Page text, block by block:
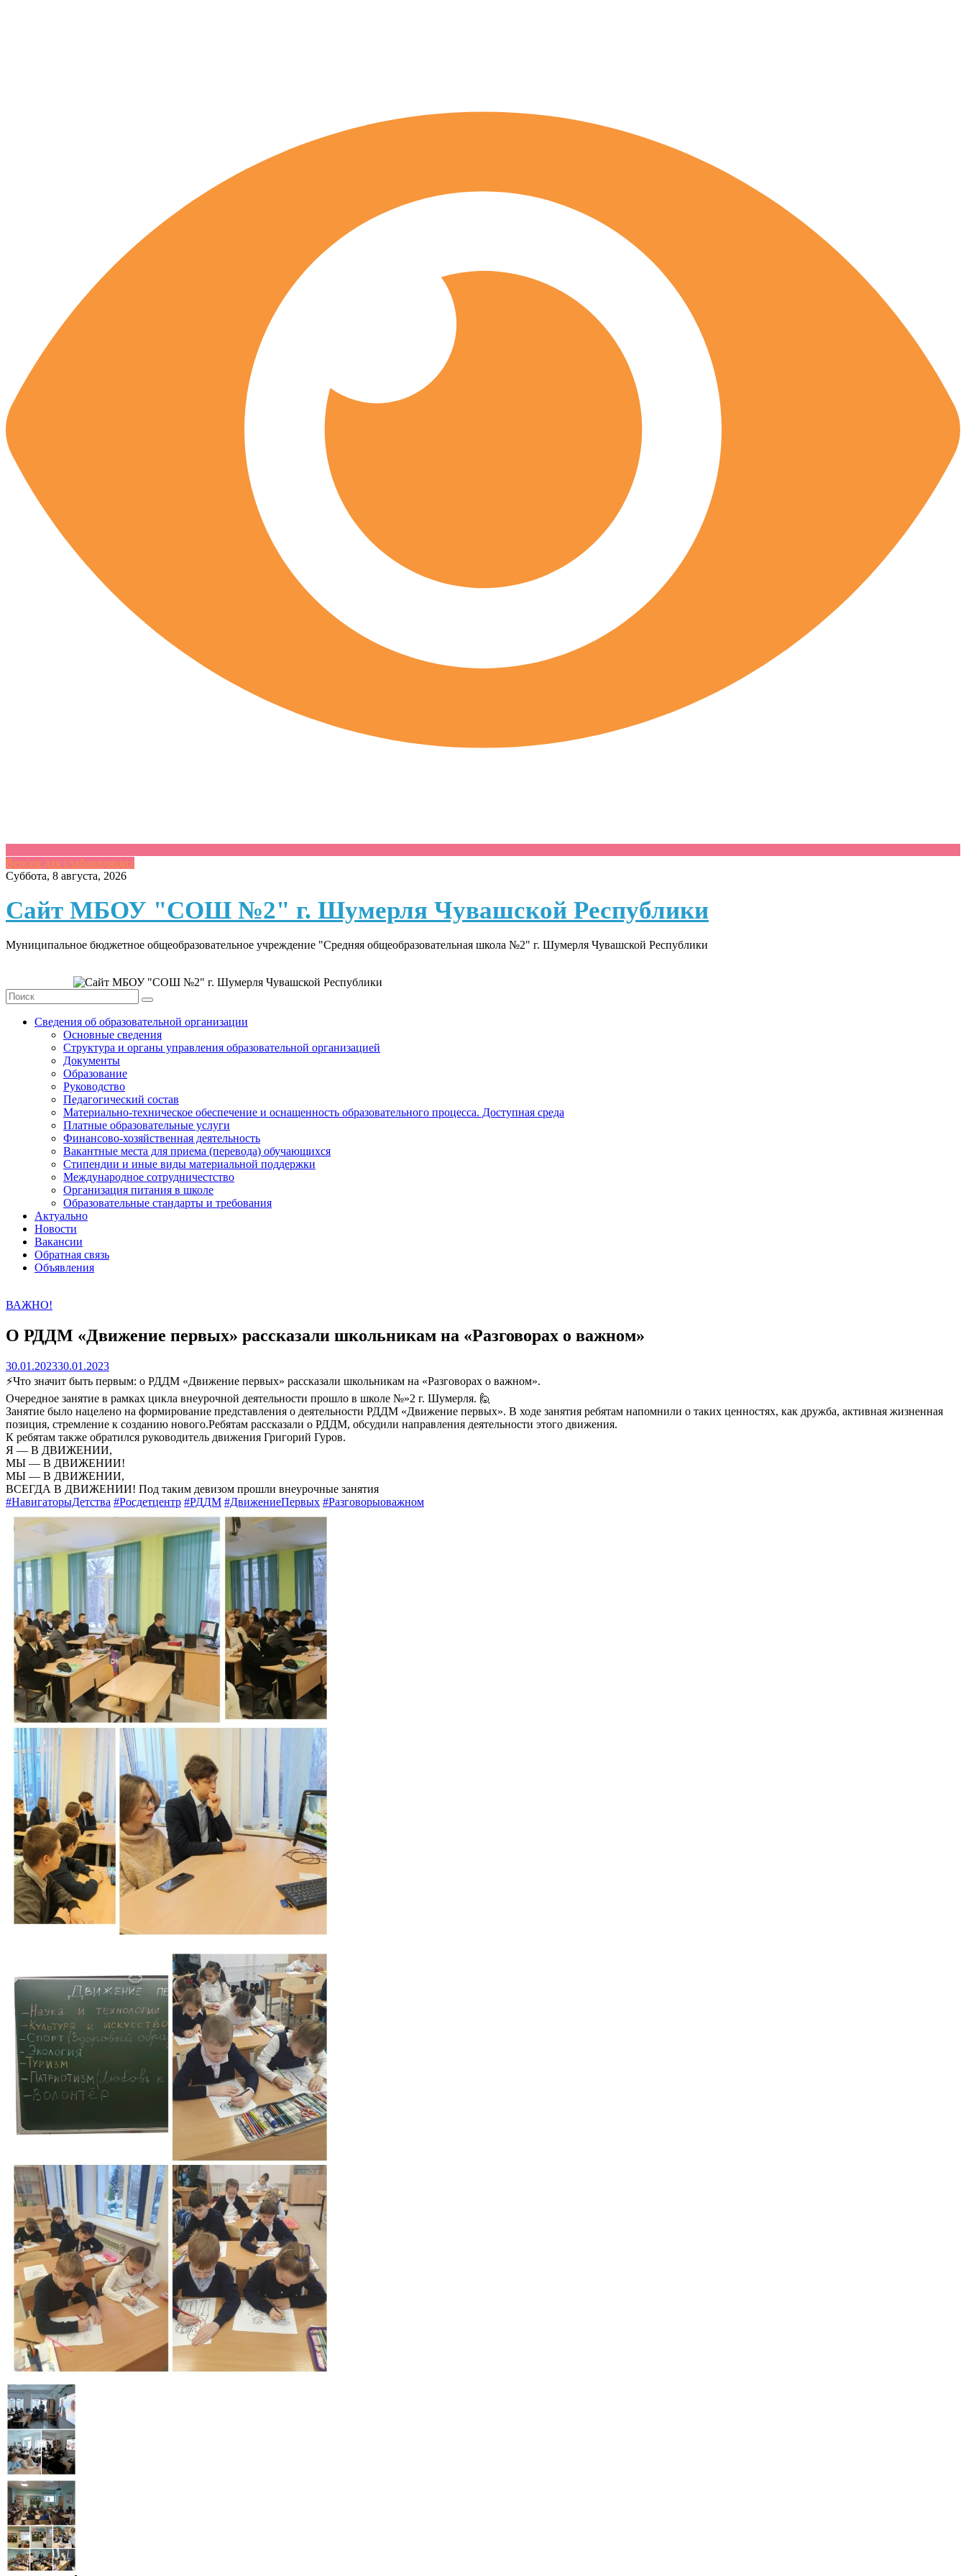
Версия для слабовидящих
Skip
content
Суббота, 8 августа, 2026
Сайт МБОУ "СОШ №2" г. Шумерля Чувашской Республики
Муниципальное бюджетное общеобразовательное учреждение "Средняя общеобразовательная школа №2" г. Шумерля Чувашской Республики
Сведения об образовательной организации
Основные сведения
Структура и органы управления образовательной организацией
Документы
Образование
Руководство
Педагогический состав
Материально-техническое обеспечение и оснащенность образовательного процесса. Доступная среда
Платные образовательные услуги
Финансово-хозяйственная деятельность
Вакантные места для приема (перевода) обучающихся
Стипендии и иные виды материальной поддержки
Международное сотрудничестство
Организация питания в школе
Образовательные стандарты и требования
Актуально
Новости
Вакансии
Обратная связь
Объявления
ВАЖНО!
О РДДМ «Движение первых» рассказали школьникам на «Разговорах о важном»
30.01.202330.01.2023
⚡Что значит быть первым: о РДДМ «Движение первых» рассказали школьникам на «Разговорах о важном».
Очередное занятие в рамках цикла внеурочной деятельности прошло в школе №»2 г. Шумерля. 🙋
Занятие было нацелено на формирование представления о деятельности РДДМ «Движение первых». В ходе занятия ребятам напомнили о таких ценностях, как дружба, активная жизненная
позиция, стремление к созданию нового.Ребятам рассказали о РДДМ, обсудили направления деятельности этого движения.
К ребятам также обратился руководитель движения Григорий Гуров.
Я — В ДВИЖЕНИИ,
МЫ — В ДВИЖЕНИИ!
МЫ — В ДВИЖЕНИИ,
ВСЕГДА В ДВИЖЕНИИ! Под таким девизом прошли внеурочные занятия
#НавигаторыДетства #Росдетцентр #РДДМ #ДвижениеПервых #Разговорыоважном